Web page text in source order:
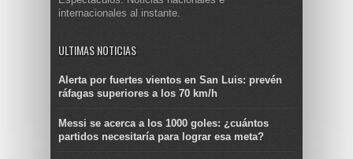
internacionales al instante.
ULTIMAS NOTICIAS
Alerta por fuertes vientos en San Luis: prevén
ráfagas superiores a los 70 km/h
Messi se acerca a los 1000 goles: ¿cuántos
partidos necesitaría para lograr esa meta?